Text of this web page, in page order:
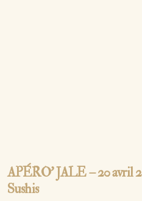
APÉRO’ JALE – 20 avril
Sushis